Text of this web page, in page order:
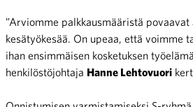
”Arviomme palkkausmääristä
kesätyökesää. On upeaa, että voimme
ihan ensimmäisen kosketuksen
henkilöstöjohtaja Hanne Lehtovuori